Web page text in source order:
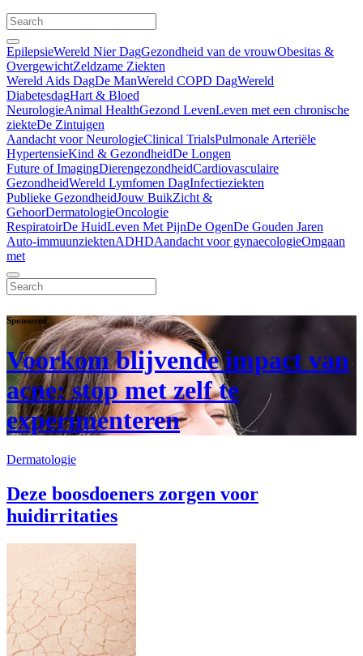
EpilepsieWereld Nier DagGezondheid van de vrouwObesitas &
OvergewichtZeldzame Ziekten
Wereld Aids DagDe ManWereld COPD DagWereld
DiabetesdagHart & Bloed
NeurologieAnimal HealthGezond LevenLeven met een chronische
ziekteDe Zintuigen
Aandacht voor NeurologieClinical TrialsPulmonale Arteriële
HypertensieKind & GezondheidDe Longen
Future of ImagingDierengezondheidCardiovasculaire
GezondheidWereld Lymfomen DagInfectieziekten
Publieke GezondheidJouw BuikZicht &
GehoorDermatologieOncologie
RespiratoirDe HuidLeven Met PijnDe OgenDe Gouden Jaren
Auto-immuunziektenADHDAandacht voor gynaecologieOmgaan
met
Sponsored
Voorkom blijvende impact van
acne: stop met zelf te
experimenteren
Dermatologie
Deze boosdoeners zorgen voor
huidirritaties